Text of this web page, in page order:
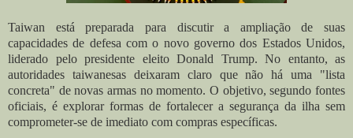
Taiwan está preparada para discutir a ampliação de suas
capacidades de defesa com o novo governo dos Estados Unidos,
liderado pelo presidente eleito Donald Trump. No entanto, as
autoridades taiwanesas deixaram claro que não há uma "lista
concreta" de novas armas no momento. O objetivo, segundo fontes
oficiais, é explorar formas de fortalecer a segurança da ilha sem
comprometer-se de imediato com compras específicas.